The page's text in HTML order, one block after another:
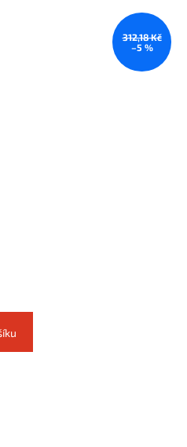
312,18 Kč
–5 %